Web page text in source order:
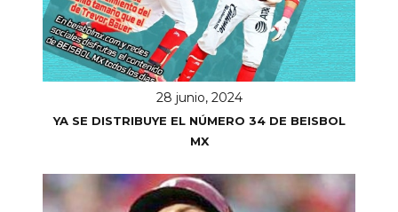
28 junio, 2024
YA SE DISTRIBUYE EL NÚMERO 34 DE BEISBOL
MX